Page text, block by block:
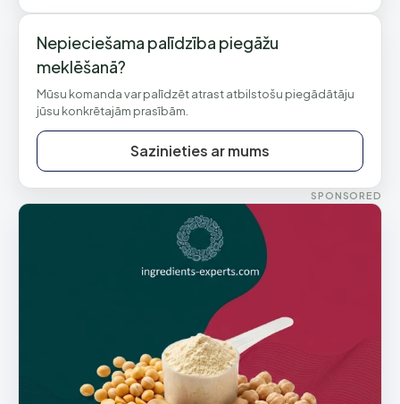
Nepieciešama palīdzība piegāžu
meklēšanā?
Mūsu komanda var palīdzēt atrast atbilstošu piegādātāju
jūsu konkrētajām prasībām.
Sazinieties ar mums
SPONSORED